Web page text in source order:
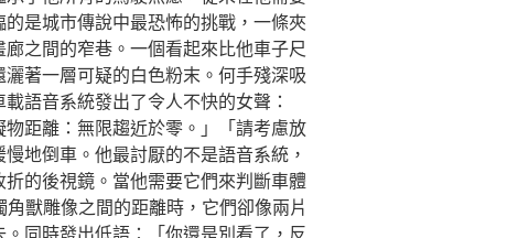
是城市傳說中最恐怖的挑戰，一條夾
之間的窄巷。一個看起來比他車子尺
著一層可疑的白色粉末。何手殘深吸
語音系統發出了令人不快的女聲：
物距離：無限趨近於零。」「請考慮放
地倒車。他最討厭的不是語音系統，
的後視鏡。當他需要它們來判斷車體
角獸雕像之間的距離時，它們卻像兩片